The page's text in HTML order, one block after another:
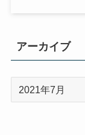
アーカイブ